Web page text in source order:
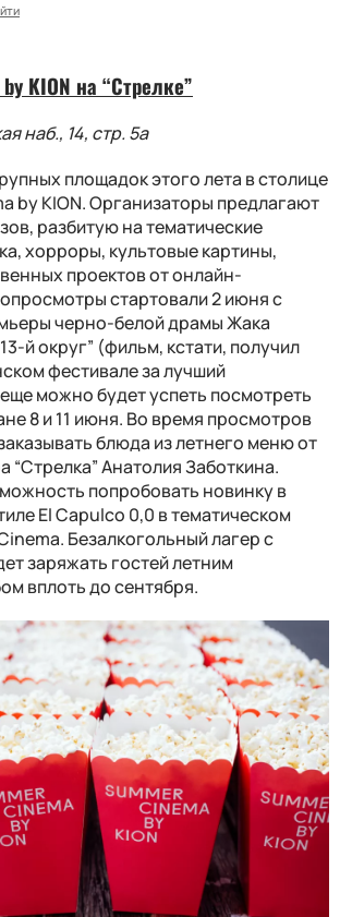
KION на “Стрелке”
наб., 14, стр. 5а
площадок этого лета в столице
by KION. Организаторы предлагают
разбитую на тематические
хорроры, культовые картины,
проектов от онлайн-
стартовали 2 июня с
черно-белой драмы Жака
й округ” (фильм, кстати, получил
фестивале за лучший
можно будет успеть посмотреть
8 и 11 июня. Во время просмотров
блюда из летнего меню от
“Стрелка” Анатолия Заботкина.
попробовать новинку в
El Capulco 0,0 в тематическом
Безалкогольный лагер с
заряжать гостей летним
вплоть до сентября.